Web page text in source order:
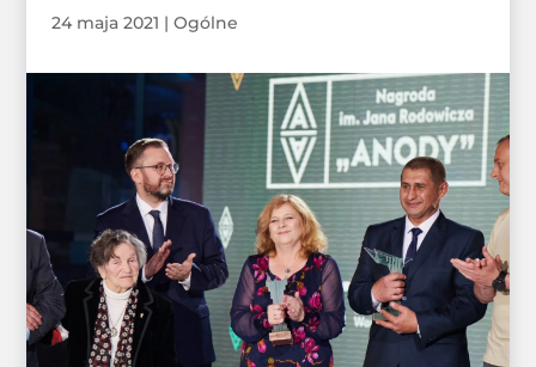
24 maja 2021 | Ogólne